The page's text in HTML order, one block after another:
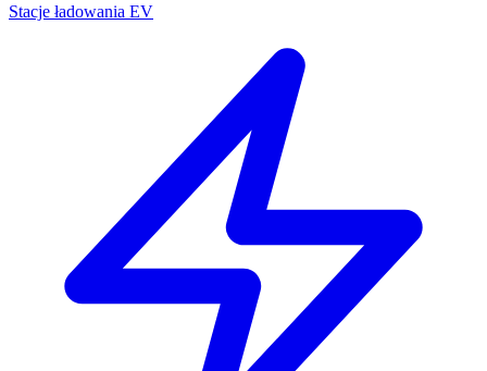
Stacje ładowania EV